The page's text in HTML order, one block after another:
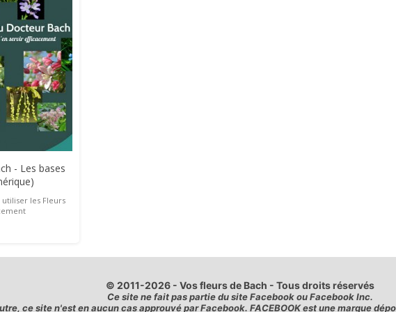
- Les bases
utiliser les Fleurs
© 2011-2026 - Vos fleurs de Bach - Tous droits réservés
Ce site ne fait pas partie du site Facebook ou Facebook Inc.
ce site n'est en aucun cas approuvé par Facebook. FACEBOOK est une marque